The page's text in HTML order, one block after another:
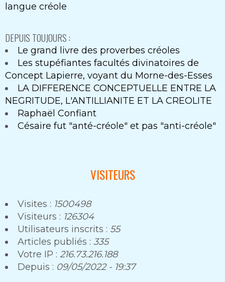
langue créole
DEPUIS TOUJOURS :
Le grand livre des proverbes créoles
Les stupéfiantes facultés divinatoires de
Concept Lapierre, voyant du Morne-des-Esses
LA DIFFERENCE CONCEPTUELLE ENTRE LA
NEGRITUDE, L'ANTILLIANITE ET LA CREOLITE
Raphaël Confiant
Césaire fut "anté-créole" et pas "anti-créole"
VISITEURS
Visites : 1500498
Visiteurs : 126304
Utilisateurs inscrits : 55
Articles publiés : 335
Votre IP : 216.73.216.188
Depuis : 09/05/2022 - 19:37